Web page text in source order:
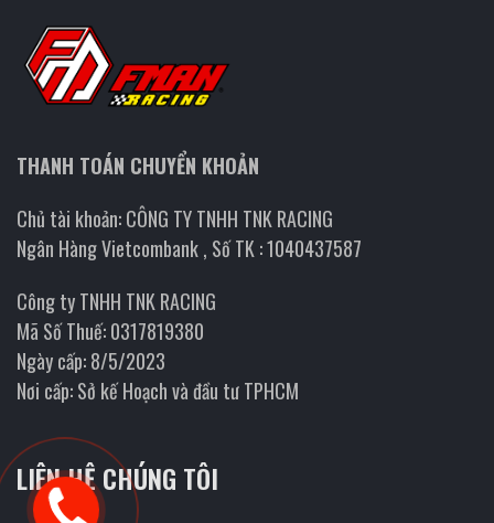
THANH TOÁN CHUYỂN KHOẢN
Chủ tài khoản: CÔNG TY TNHH TNK RACING
Ngân Hàng Vietcombank , Số TK : 1040437587
Công ty TNHH TNK RACING
Mã Số Thuế: 0317819380
Ngày cấp: 8/5/2023
Nơi cấp: Sở kế Hoạch và đầu tư TPHCM
LIÊN HỆ CHÚNG TÔI